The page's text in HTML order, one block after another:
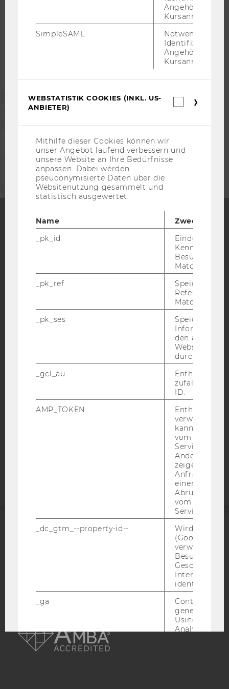
STUDIERENDE
UNTERNEHMEN
Blog
YouTube NewsletterBluesky
BARRIEREFREIHEITSERKLÄRUNG WEBSEITE
DATENSCHUTZERKLÄRUNG SOCIAL MEDIA
DATENSCHUTZERKLÄRUNG
STUDIENBEWERBER*INNEN UND STUDIERENDE
Barrierefreiheitserklärung
ACCREDITED BY:
Angehörige/r für
Kursanmeldung.
SimpleSAML
Notwendig zur
Identifizierung
Angehörige/r für
Kursanmeldung.
WEBSTATISTIK COOKIES (INKL. US-
ANBIETER)
Mithilfe dieser Cookies können wir
unser Angebot laufend verbessern und
unsere Website an Ihre Bedürfnisse
anpassen. Dabei werden
pseudonymisierte Daten über die
Websitenutzung gesammelt und
statistisch ausgewertet.
Name
Zweck
_pk_id
Eindeutige
Besuchers
Matomo.
_pk_ref
Speicherung
Referrers
Matomo.
_pk_ses
Speicherung
den aktuellen
durch
_gcl_au
Enthält eine
ID.
AMP_TOKEN
Enthält ein
verwendet
kann, um
vom AMP-
Service
Andere
zeigen Opt-
Anfrage im
einen Fehler
Abrufen
vom AMP
Service an.
_dc_gtm_--property-id--
Wird von
(Google Tag
verwendet,
Besucher
Geschlecht
Interessen zu
identifizieren.
_ga
Contains a
generated
Using this
Analytics can